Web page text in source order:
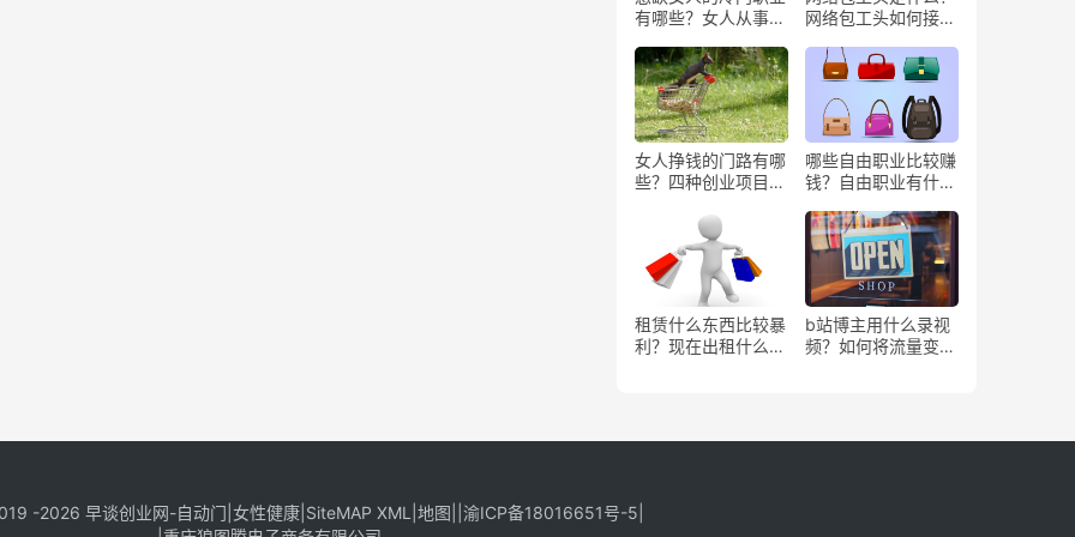
有哪些？女人从事哪
网络包工头如何接业
女人挣钱的门路有哪
些？四种创业项目推
哪些自由职业比较赚
钱？自由职业有什么
租赁什么东西比较暴
利？现在出租什么更
b站博主用什么录视
频？如何将流量变
-2026 早谈创业网-自动门 女性健康| SiteMAP XML 地图 渝ICP备18016651号-5